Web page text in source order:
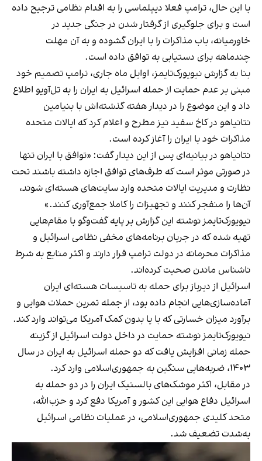
با این حال، ترامپ فعلا دیپلماسی را به اقدام نظامی ترجیح داده
است و برای جلوگیری از گرفتار شدن در جنگی جدید در
خاورمیانه، باب مذاکرات را با ایران گشوده و به آن مهلت
چندماهه برای دستیابی به توافق داده است.
بنا به گزارش نیویورک‌تایمز، اوایل ماه جاری، ترامپ تصمیم خود
مبنی بر عدم حمایت از حمله اسرائیل به ایران را به تل‌آویو اطلاع
داد و این موضوع را در دیدار هفته گذشته‌اش با بنیامین
نتانیاهو در کاخ سفید نیز مطرح و اعلام کرد که ایالات متحده
مذاکرات خود با ایران را آغاز کرده است.
نتانیاهو در بیانیه‌ای پس از این دیدار گفت: «توافق با ایران تنها
در صورتی موثر است که طرف‌های توافق اجازه داشته باشند تحت
نظارت و مدیریت ایالات متحده وارد سایت‌های هسته‌ای شوند،
آن‌ها را منفجر کنند و تجهیزات را کاملا جمع‌آوری کنند.»
نیویورک‌تایمز نوشته این گزارش بر پایه گفت‌وگو با مقام‌هایی
تهیه شده که در جریان برنامه‌های مخفی نظامی اسرائیل و
مذاکرات محرمانه در دولت ترامپ قرار دارند و اکثر منابع به شرط
ناشناس ماندن صحبت کرده‌اند.
اسرائیل از دیرباز برای حمله به تاسیسات هسته‌ای ایران
آماده‌سازی‌هایی انجام داده بود، از جمله تمرین حملات هوایی و
برآورد میزان خسارتی که با یا بدون کمک آمریکا می‌تواند وارد کند.
نیویورک‌تایمز نوشته حمایت در داخل دولت اسرائیل از گزینه
حمله زمانی افزایش یافت که دو حمله اسرائیل به ایران در سال
۱۴۰۳، ضربه‌هایی سنگین به جمهوری‌اسلامی وارد کرد.
در مقابل، اکثر موشک‌های بالستیک ایران را در دو حمله به
اسرائیل دفاع هوایی این کشور و آمریکا دفع کرد و حزب‌الله،
متحد کلیدی جمهوری‌اسلامی، در عملیات نظامی اسرائیل
به‌شدت تضعیف شد.